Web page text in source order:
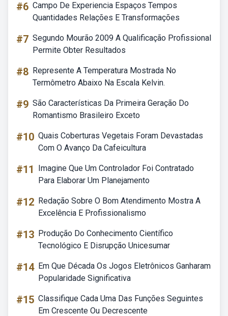
#6 Campo De Experiencia Espaços Tempos
Quantidades Relações E Transformações
#7 Segundo Mourão 2009 A Qualificação Profissional
Permite Obter Resultados
#8 Represente A Temperatura Mostrada No
Termômetro Abaixo Na Escala Kelvin.
#9 São Características Da Primeira Geração Do
Romantismo Brasileiro Exceto
#10 Quais Coberturas Vegetais Foram Devastadas
Com O Avanço Da Cafeicultura
#11
Imagine Que Um Controlador Foi Contratado
Para Elaborar Um Planejamento
#12 Redação Sobre O Bom Atendimento Mostra A
Excelência E Profissionalismo
#13 Produção Do Conhecimento Científico
Tecnológico E Disrupção Unicesumar
#14 Em Que Década Os Jogos Eletrônicos Ganharam
Popularidade Significativa
#15 Classifique Cada Uma Das Funções Seguintes
Em Crescente Ou Decrescente